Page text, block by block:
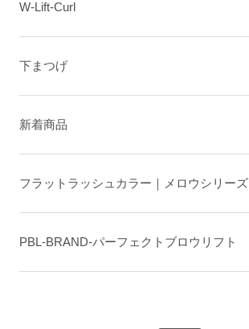
W-Lift-Curl
下まつげ
新着商品
フラットラッシュカラー｜メロウシリーズ
PBL-BRAND-パーフェクトブロウリフト